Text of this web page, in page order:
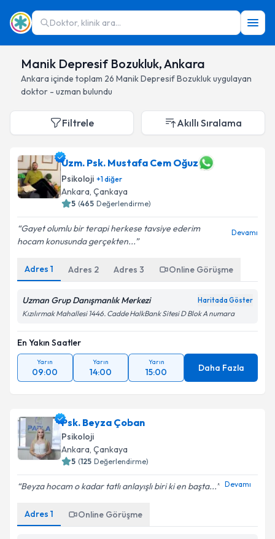
Doktor, klinik ara...
Manik Depresif Bozukluk, Ankara
Ankara içinde toplam 26 Manik Depresif Bozuklukuygulayan
doktor - uzman bulundu
Filtrele Akıllı Sıralama
Uzm. Psk. Mustafa Cem Oğuz
Psikoloji +1diğer
Ankara, Çankaya
5 (465 Değerlendirme)
Gayet olumlu bir terapi herkese tavsiye ederim
hocam konusunda gerçekten...
Devamı
Adres 1 Adres 2 Adres 3 Online Görüşme
Uzman Grup Danışmanlık Merkezi Haritada Göster
Kızılırmak Mahallesi 1446. Cadde HalkBank Sitesi D Blok A numara
En Yakın Saatler
Yarın
09:00
Yarın
14:00
Yarın
15:00 Daha Fazla
Psk. Beyza Çoban
Psikoloji
Ankara, Çankaya
5 (125 Değerlendirme)
Beyza hocam o kadar tatlı anlayışlı biri ki en başta... Devamı
Adres 1 Online Görüşme